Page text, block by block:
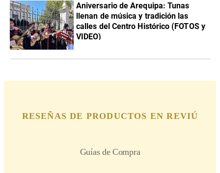
Aniversario de Arequipa: Tunas
llenan de música y tradición las
calles del Centro Histórico (FOTOS y
VIDEO)